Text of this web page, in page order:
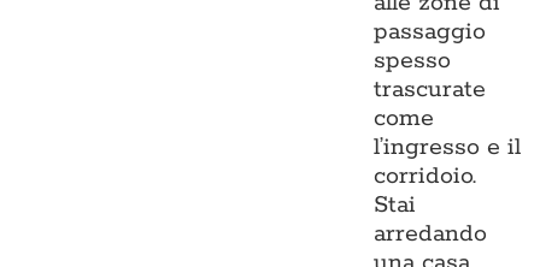
passaggio
spesso
trascurate
come
l’ingresso e il
corridoio.
Stai
arredando